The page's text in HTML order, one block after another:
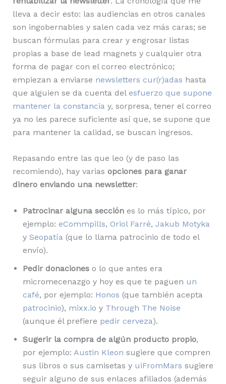
lleva a decir esto: las audiencias en otros canales
son ingobernables y salen cada vez más caras; se
buscan fórmulas para crear y engrosar listas
propias a base de lead magnets y cualquier otra
forma de pagar con el correo electrónico;
empiezan a enviarse newsletters cur(r)adas hasta
que alguien se da cuenta del esfuerzo que supone
mantener la constancia y, sorpresa, tener el correo
ya no les parece suficiente así que, se supone que
para mantener la calidad, se buscan ingresos.
Repasando entre las que leo (y de paso las
recomiendo), hay varias opciones para ganar
dinero enviando una newsletter:
Patrocinar alguna secciónes lo más típico, por
ejemplo: eCommpills, Oriol Farré, Jakub Motyka
y Seopatía(que lo llama patrocinio de todo el
envío).
Pedir donacioneso lo que antes era
micromecenazgo y hoy es que te paguen un
café, por ejemplo: Honos (que también acepta
patrocinio), mixx.io y Through The Noise
(aunque él prefiere pedir cerveza).
Sugerir la compra de algún producto propio,
por ejemplo: Austin Kleon sugiere que compren
sus libros o sus camisetas y uiFromMars sugiere
seguir alguno de sus enlaces afiliados (además